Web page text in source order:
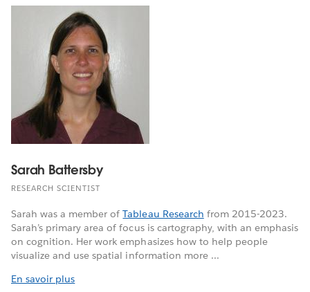
Sarah Battersby
RESEARCH SCIENTIST
Sarah was a member ofTableau Research from 2015-2023.
Sarah’s primary area of focus is cartography, with an emphasis
on cognition. Her work emphasizes how to help people
visualize and use spatial information more ...
En savoir plus